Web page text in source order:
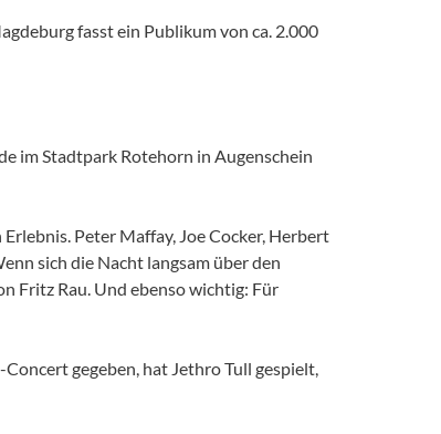
fasst ein Publikum von ca. 2.000
im Stadtpark Rotehorn in Augenschein
Peter Maffay, Joe Cocker, Herbert
sich die Nacht langsam über den
Fritz Rau. Und ebenso wichtig: Für
gegeben, hat Jethro Tull gespielt,